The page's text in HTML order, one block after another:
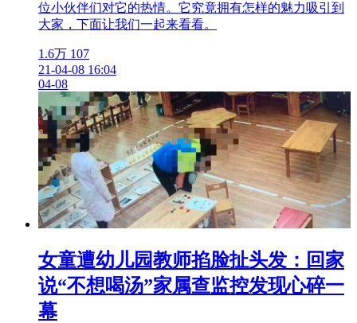
位小伙伴们对它的热情。它究竟拥有怎样的魅力吸引到
大家，下面让我们一起来看看。
1.6万 107
21-04-08 16:04
04-08
女童遭幼儿园教师掐脸扯头发：回家
说“不想喝汤”家属查监控发现心碎一
幕